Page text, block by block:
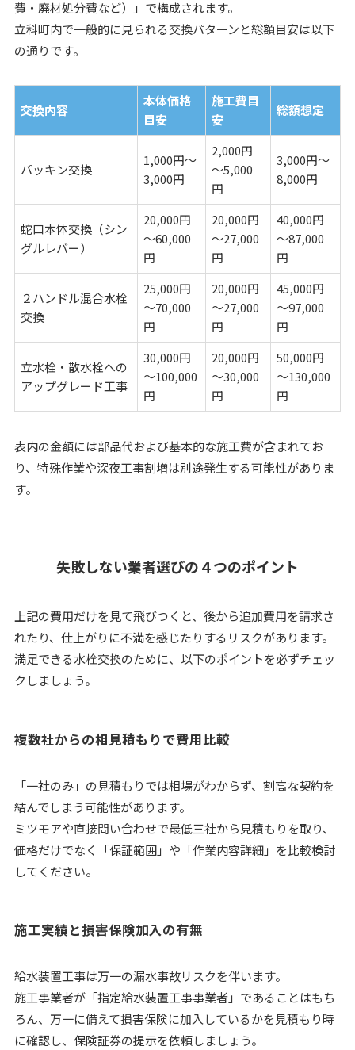
費・廃材処分費など）」で構成されます。
立科町内で一般的に見られる交換パターンと総額目安は以下
の通りです。
交換内容
本体価格
目安
施工費目
安
総額想定
パッキン交換
1,000円～
3,000円
2,000円
～5,000
円
3,000円～
8,000円
蛇口本体交換（シン
グルレバー）
20,000円
～60,000
円
20,000円
～27,000
円
40,000円
～87,000
円
２ハンドル混合水栓
交換
25,000円
～70,000
円
20,000円
～27,000
円
45,000円
～97,000
円
立水栓・散水栓への
アップグレード工事
30,000円
～100,000
円
20,000円
～30,000
円
50,000円
～130,000
円
表内の金額には部品代および基本的な施工費が含まれてお
り、特殊作業や深夜工事割増は別途発生する可能性がありま
す。
失敗しない業者選びの４つのポイント
上記の費用だけを見て飛びつくと、後から追加費用を請求さ
れたり、仕上がりに不満を感じたりするリスクがあります。
満足できる水栓交換のために、以下のポイントを必ずチェッ
クしましょう。
複数社からの相見積もりで費用比較
「一社のみ」の見積もりでは相場がわからず、割高な契約を
結んでしまう可能性があります。
ミツモアや直接問い合わせで最低三社から見積もりを取り、
価格だけでなく「保証範囲」や「作業内容詳細」を比較検討
してください。
施工実績と損害保険加入の有無
給水装置工事は万一の漏水事故リスクを伴います。
施工事業者が「指定給水装置工事事業者」であることはもち
ろん、万一に備えて損害保険に加入しているかを見積もり時
に確認し、保険証券の提示を依頼しましょう。